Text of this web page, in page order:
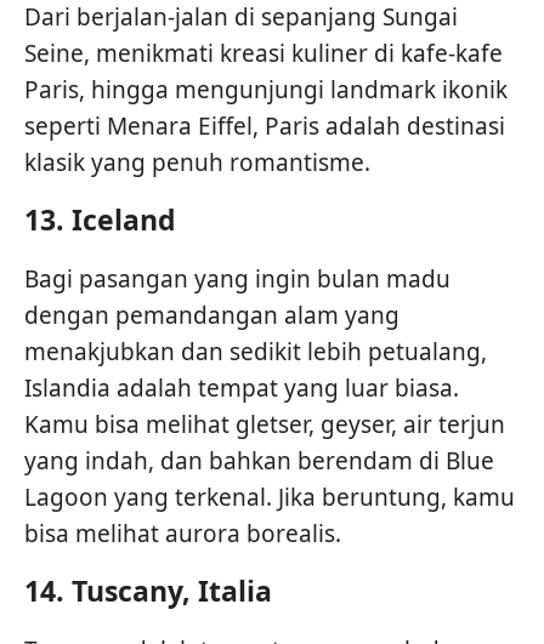
Dari berjalan-jalan di sepanjang Sungai
Seine, menikmati kreasi kuliner di kafe-kafe
Paris, hingga mengunjungi landmark ikonik
seperti Menara Eiffel, Paris adalah destinasi
klasik yang penuh romantisme.
13. Iceland
Bagi pasangan yang ingin bulan madu
dengan pemandangan alam yang
menakjubkan dan sedikit lebih petualang,
Islandia adalah tempat yang luar biasa.
Kamu bisa melihat gletser, geyser, air terjun
yang indah, dan bahkan berendam di Blue
Lagoon yang terkenal. Jika beruntung, kamu
bisa melihat aurora borealis.
14. Tuscany, Italia